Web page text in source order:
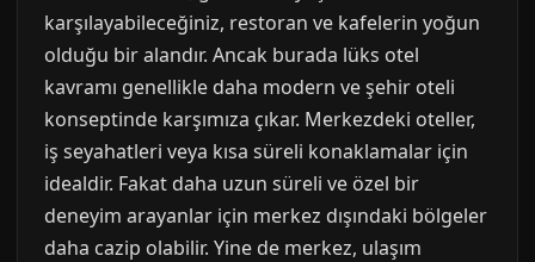
karşılayabileceğiniz, restoran ve kafelerin yoğun
olduğu bir alandır. Ancak burada lüks otel
kavramı genellikle daha modern ve şehir oteli
konseptinde karşımıza çıkar. Merkezdeki oteller,
iş seyahatleri veya kısa süreli konaklamalar için
idealdir. Fakat daha uzun süreli ve özel bir
deneyim arayanlar için merkez dışındaki bölgeler
daha cazip olabilir. Yine de merkez, ulaşım